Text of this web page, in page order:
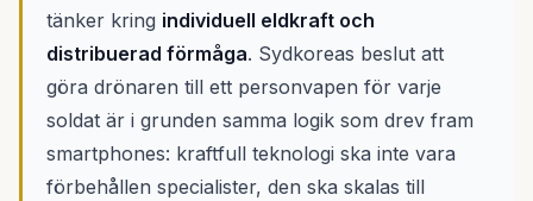
tänker kring individuell eldkraft och
distribuerad förmåga. Sydkoreas beslut att
göra drönaren till ett personvapen för varje
soldat är i grunden samma logik som drev fram
smartphones: kraftfull teknologi ska inte vara
förbehållen specialister, den ska skalas till